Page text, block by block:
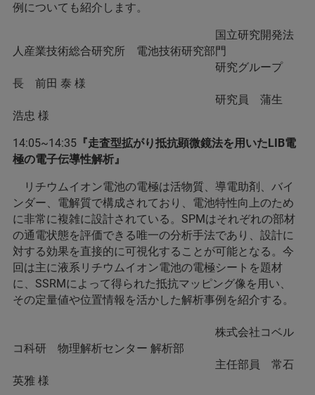
例についても紹介します。
国立研究開発法
人産業技術総合研究所 電池技術研究部門
研究グループ
長 前田 泰 様
研究員 蒲生
浩忠 様
14:05~14:35 『走査型拡がり抵抗顕微鏡法を用いたLIB電
極の電子伝導性解析』
リチウムイオン電池の電極は活物質、導電助剤、バイ
ンダー、電解質で構成されており、電池特性向上のため
に非常に複雑に設計されている。SPMはそれぞれの部材
の通電状態を評価できる唯一の分析手法であり、設計に
対する効果を直接的に可視化することが可能となる。今
回は主に液系リチウムイオン電池の電極シートを題材
に、SSRMによって得られた抵抗マッピング像を用い、
その定量値や位置情報を活かした解析事例を紹介する。
株式会社コベル
コ科研 物理解析センター 解析部
主任部員 常石
英雅 様